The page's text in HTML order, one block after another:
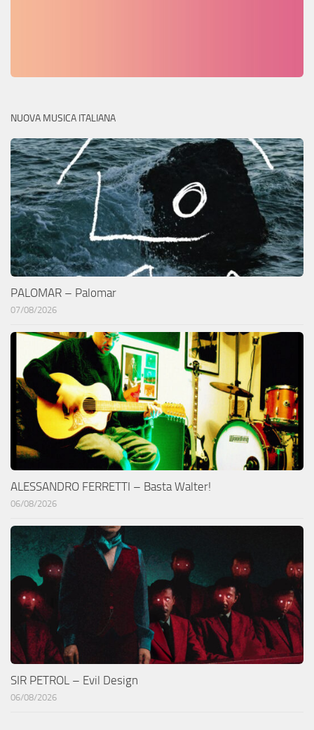
NUOVA MUSICA ITALIANA
PALOMAR – Palomar
07/08/2026
ALESSANDRO FERRETTI – Basta Walter!
06/08/2026
SIR PETROL – Evil Design
06/08/2026